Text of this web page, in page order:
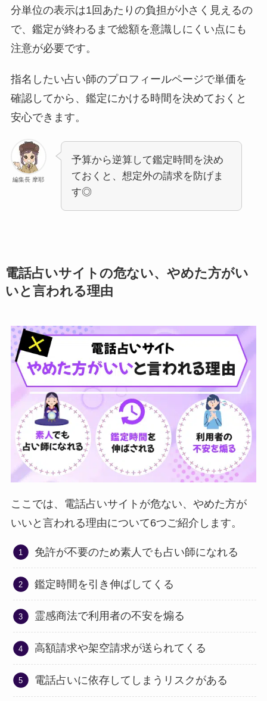
分単位の表示は1回あたりの負担が小さく見えるの
で、鑑定が終わるまで総額を意識しにくい点にも
注意が必要です。
指名したい占い師のプロフィールページで単価を
確認してから、鑑定にかける時間を決めておくと
安心できます。
編集長 摩耶
予算から逆算して鑑定時間を決め
ておくと、想定外の請求を防げま
す◎
電話占いサイトの危ない、やめた方がい
いと言われる理由
ここでは、電話占いサイトが危ない、やめた方が
いいと言われる理由について6つご紹介します。
免許が不要のため素人でも占い師になれる
鑑定時間を引き伸ばしてくる
霊感商法で利用者の不安を煽る
高額請求や架空請求が送られてくる
電話占いに依存してしまうリスクがある